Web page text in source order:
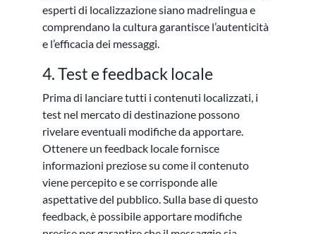
esperti di localizzazione siano madrelingua e
comprendano la cultura garantisce l’autenticità
e l’efficacia dei messaggi.
4. Test e feedback locale
Prima di lanciare tutti i contenuti localizzati, i
test nel mercato di destinazione possono
rivelare eventuali modifiche da apportare.
Ottenere un feedback locale fornisce
informazioni preziose su come il contenuto
viene percepito e se corrisponde alle
aspettative del pubblico. Sulla base di questo
feedback, è possibile apportare modifiche